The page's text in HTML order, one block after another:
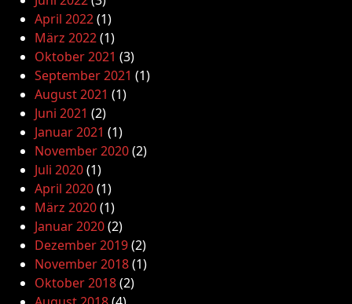
April 2022(1)
März 2022(1)
Oktober 2021 (3)
September 2021 (1)
August 2021 (1)
Juni 2021 (2)
Januar 2021 (1)
November 2020(2)
Juli 2020(1)
April 2020(1)
März 2020(1)
Januar 2020(2)
Dezember 2019(2)
November 2018(1)
Oktober 2018(2)